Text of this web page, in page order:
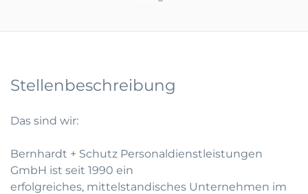
Stellenbeschreibung
Das sind wir:
Bernhardt + Schutz Personaldienstleistungen
GmbH ist seit 1990 ein
erfolgreiches, mittelstandisches Unternehmen im